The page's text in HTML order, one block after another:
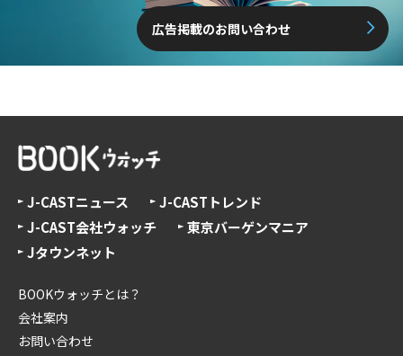
広告掲載のお問い合わせ
J-CASTニュース
J-CASTトレンド
J-CAST会社ウォッチ
東京バーゲンマニア
Jタウンネット
BOOKウォッチとは？
会社案内
お問い合わせ